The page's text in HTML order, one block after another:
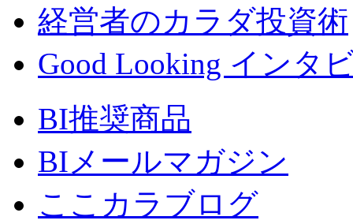
経営者のカラダ投資術
Good Looking インタ
BI推奨商品
BIメールマガジン
ここカラブログ